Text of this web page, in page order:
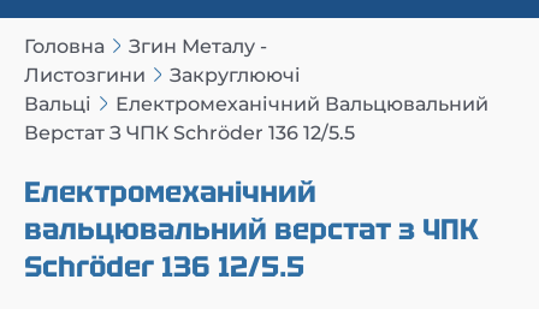
Головна
Згин Металу -
Листозгини
Закруглюючі
Вальці
Електромеханічний Вальцювальний
Верстат З ЧПК Schröder 136 12/5.5
Електромеханічний
вальцювальний верстат з ЧПК
Schröder 136 12/5.5